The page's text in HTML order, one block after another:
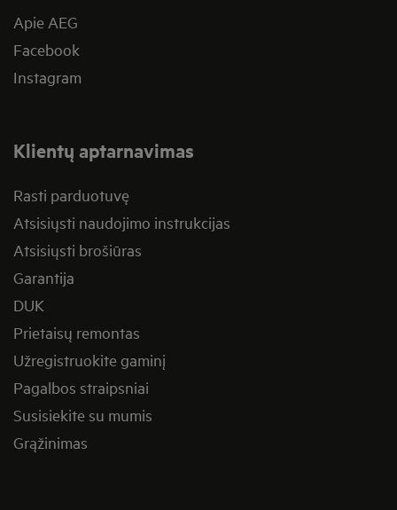
Apie AEG
Facebook
Instagram
Klientų aptarnavimas
Rasti parduotuvę
Atsisiųsti naudojimo instrukcijas
Atsisiųsti brošiūras
Garantija
DUK
Prietaisų remontas
Užregistruokite gaminį
Pagalbos straipsniai
Susisiekite su mumis
Grąžinimas